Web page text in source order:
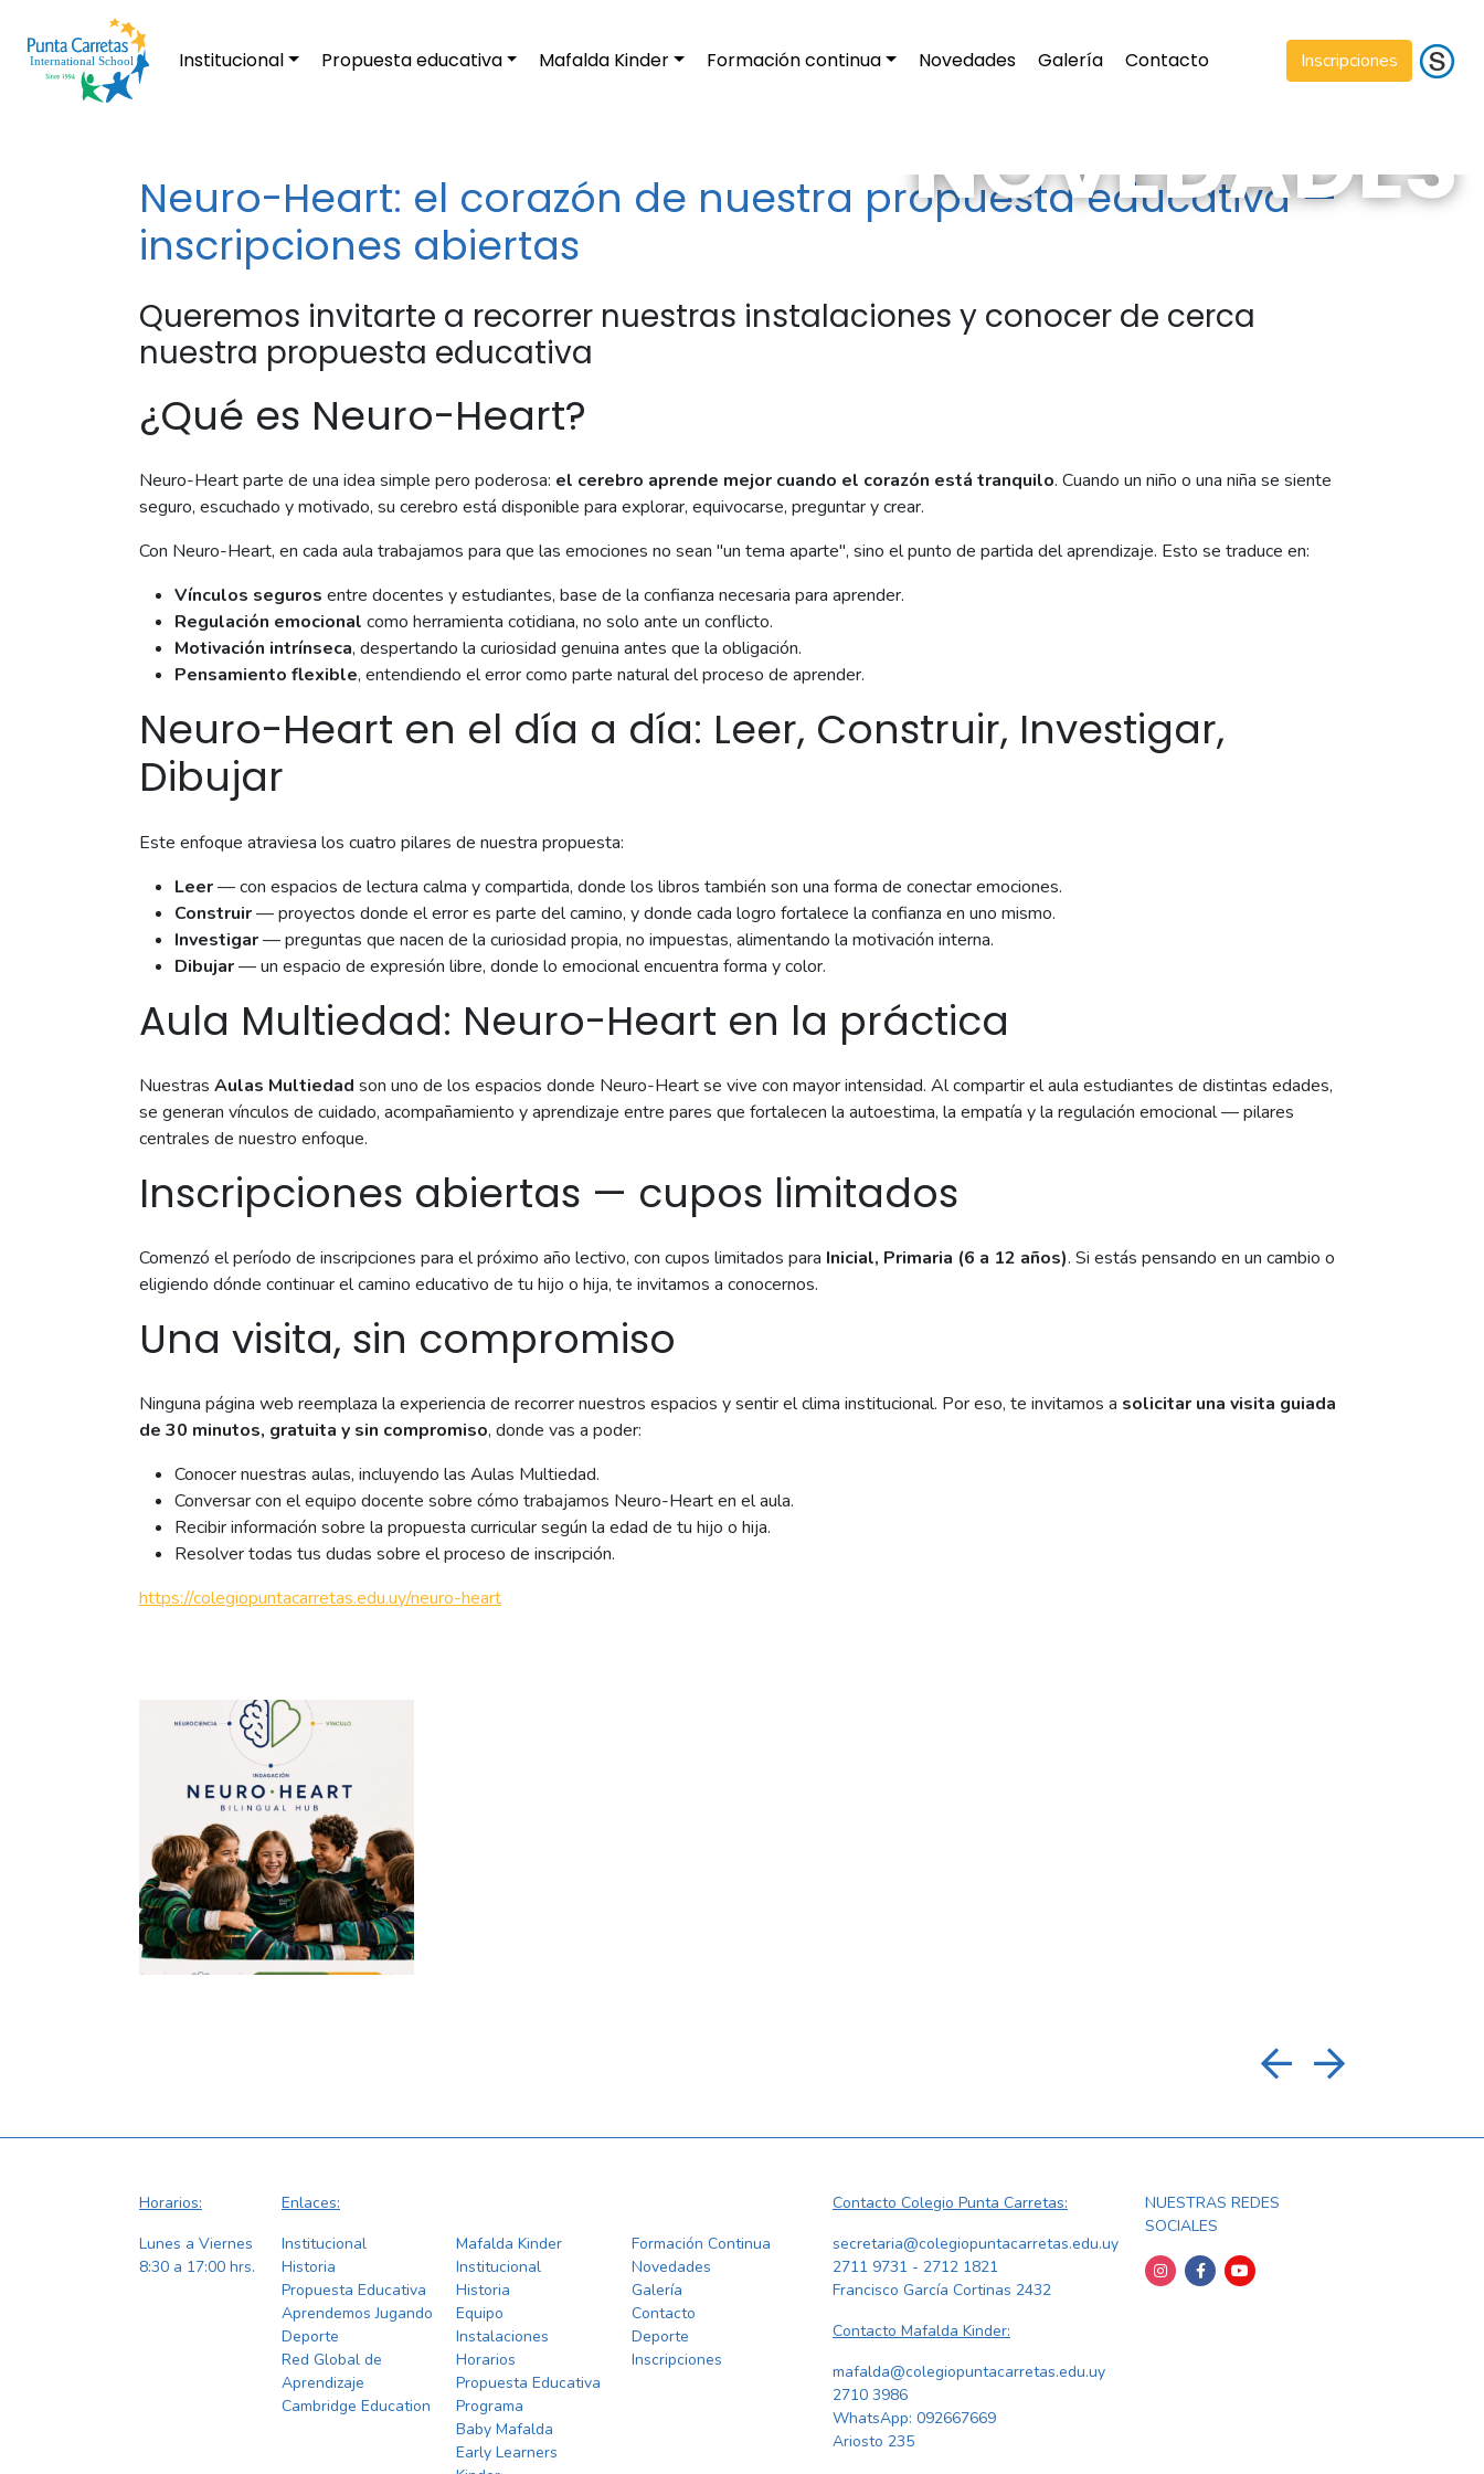
Institucional Propuesta educativa Mafalda Kinder Formación continua Novedades Galería Contacto Inscripciones
NOVEDADES
Neuro-Heart: el corazón de nuestra propuesta educativa —
inscripciones abiertas
Queremos invitarte a recorrer nuestras instalaciones y conocer de cerca
nuestra propuesta educativa
¿Qué es Neuro-Heart?
Neuro-Heart parte de una idea simple pero poderosa: el cerebro aprende mejor cuando el corazón está tranquilo. Cuando un niño o una niña se siente
seguro, escuchado y motivado, su cerebro está disponible para explorar, equivocarse, preguntar y crear.
Con Neuro-Heart, en cada aula trabajamos para que las emociones no sean "un tema aparte", sino el punto de partida del aprendizaje. Esto se traduce en:
Vínculos seguros entre docentes y estudiantes, base de la confianza necesaria para aprender.
Regulación emocional como herramienta cotidiana, no solo ante un conflicto.
Motivación intrínseca, despertando la curiosidad genuina antes que la obligación.
Pensamiento flexible, entendiendo el error como parte natural del proceso de aprender.
Neuro-Heart en el día a día: Leer, Construir, Investigar,
Dibujar
Este enfoque atraviesa los cuatro pilares de nuestra propuesta:
Leer— con espacios de lectura calma y compartida, donde los libros también son una forma de conectar emociones.
Construir— proyectos donde el error es parte del camino, y donde cada logro fortalece la confianza en uno mismo.
Investigar— preguntas que nacen de la curiosidad propia, no impuestas, alimentando la motivación interna.
Dibujar— un espacio de expresión libre, donde lo emocional encuentra forma y color.
Aula Multiedad: Neuro-Heart en la práctica
Nuestras Aulas Multiedad son uno de los espacios donde Neuro-Heart se vive con mayor intensidad. Al compartir el aula estudiantes de distintas edades,
se generan vínculos de cuidado, acompañamiento y aprendizaje entre pares que fortalecen la autoestima, la empatía y la regulación emocional — pilares
centrales de nuestro enfoque.
Inscripciones abiertas — cupos limitados
Comenzó el período de inscripciones para el próximo año lectivo, con cupos limitados para Inicial, Primaria (6 a 12 años). Si estás pensando en un cambio o
eligiendo dónde continuar el camino educativo de tu hijo o hija, te invitamos a conocernos.
Una visita, sin compromiso
Ninguna página web reemplaza la experiencia de recorrer nuestros espacios y sentir el clima institucional. Por eso, te invitamos a solicitar una visita guiada
de 30 minutos, gratuita y sin compromiso, donde vas a poder:
Conocer nuestras aulas, incluyendo las Aulas Multiedad.
Conversar con el equipo docente sobre cómo trabajamos Neuro-Heart en el aula.
Recibir información sobre la propuesta curricular según la edad de tu hijo o hija.
Resolver todas tus dudas sobre el proceso de inscripción.
https://colegiopuntacarretas.edu.uy/neuro-heart
Horarios:
Lunes a Viernes
8:30 a 17:00 hrs.
Contacto Colegio Punta Carretas:
secretaria@colegiopuntacarretas.edu.uy
2711 9731 - 2712 1821
Francisco García Cortinas 2432
Contacto Mafalda Kinder:
mafalda@colegiopuntacarretas.edu.uy
2710 3986
WhatsApp: 092667669
Ariosto 235
Enlaces:
Institucional
Historia
Propuesta Educativa
Aprendemos Jugando
Deporte
Red Global de
Aprendizaje
Cambridge Education
Mafalda Kinder
Institucional
Historia
Equipo
Instalaciones
Horarios
Propuesta Educativa
Programa
Baby Mafalda
Early Learners
Formación Continua
Novedades
Galería
Contacto
Deporte
Inscripciones
NUESTRAS REDES
SOCIALES